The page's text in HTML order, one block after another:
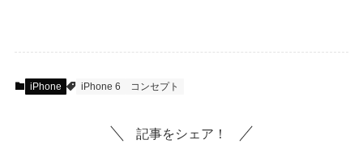
iPhone iPhone 6 コンセプト
記事をシェア！